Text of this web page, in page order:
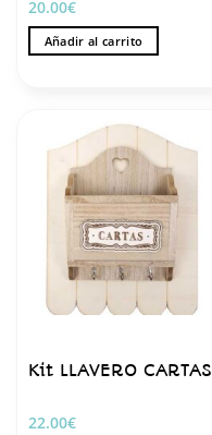
20.00€
Añadir al carrito
Kit LLAVERO CARTAS
22.00€